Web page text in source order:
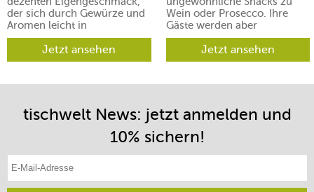
der sich durch Gewürze und
Aromen leicht in
verschiedene Richtungen
lenken lässt.Jetzt ansehen
Wein oder Prosecco. Ihre
Gäste werden aber
begeistert sein.
Jetzt ansehen
tischwelt News: jetzt anmelden und
10% sichern!